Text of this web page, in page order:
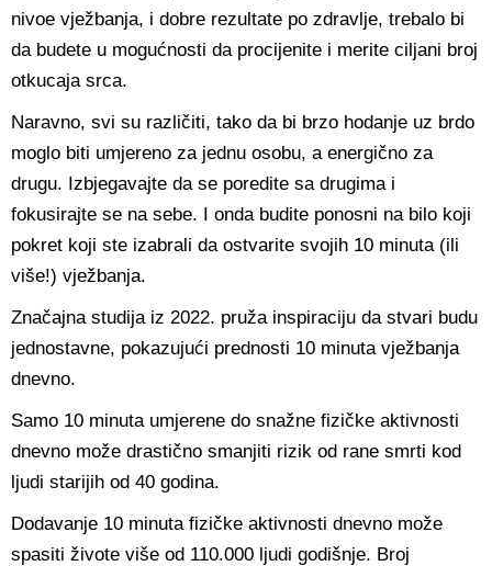
nivoe vježbanja, i dobre rezultate po zdravlje, trebalo bi
da budete u mogućnosti da procijenite i merite ciljani broj
otkucaja srca.
Naravno, svi su različiti, tako da bi brzo hodanje uz brdo
moglo biti umjereno za jednu osobu, a energično za
drugu. Izbjegavajte da se poredite sa drugima i
fokusirajte se na sebe. I onda budite ponosni na bilo koji
pokret koji ste izabrali da ostvarite svojih 10 minuta (ili
više!) vježbanja.
Značajna studija iz 2022. pruža inspiraciju da stvari budu
jednostavne, pokazujući prednosti 10 minuta vježbanja
dnevno.
Samo 10 minuta umjerene do snažne fizičke aktivnosti
dnevno može drastično smanjiti rizik od rane smrti kod
ljudi starijih od 40 godina.
Dodavanje 10 minuta fizičke aktivnosti dnevno može
spasiti živote više od 110.000 ljudi godišnje. Broj